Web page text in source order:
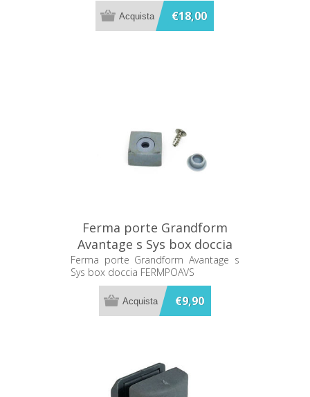
€18,00
Ferma porte Grandform
Avantage s Sys box doccia
FERMPOAVS
Ferma porte Grandform Avantage s
Sys box doccia FERMPOAVS
€9,90